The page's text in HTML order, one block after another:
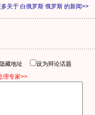
关于 白俄罗斯 俄罗斯 的新闻>>
藏地址
设为辩论话题
理专家>>